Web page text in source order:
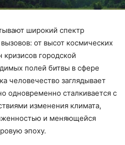
широкий спектр
от высот космических
кризисов городской
полей битвы в сфере
человечество заглядывает
одновременно сталкивается с
изменения климата,
и меняющейся
эпоху.